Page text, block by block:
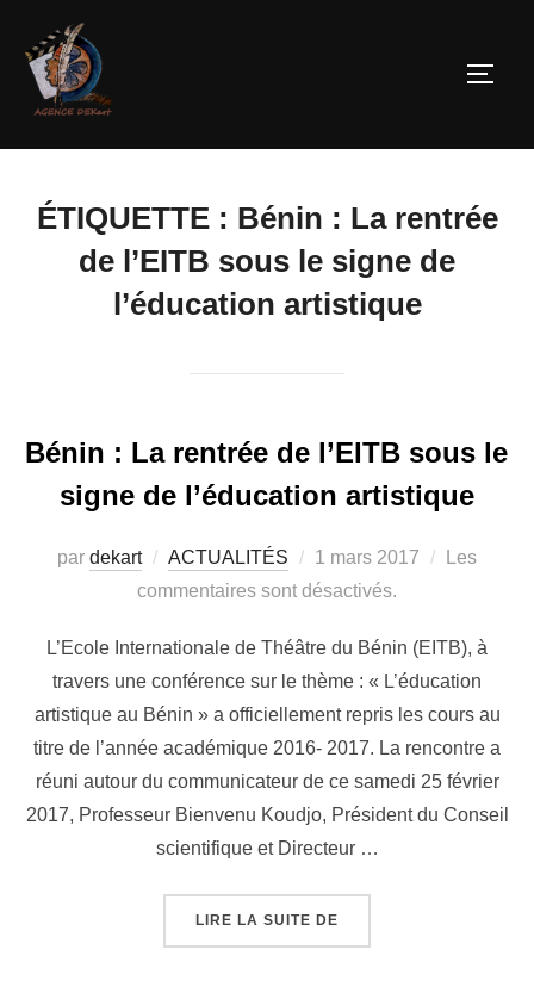
ÉTIQUETTE : Bénin : La rentrée
de l’EITB sous le signe de
l’éducation artistique
Bénin : La rentrée de l’EITB sous le
signe de l’éducation artistique
par dekart ACTUALITÉS 1 mars 2017
Les
commentaires sont désactivés.
L’Ecole Internationale de Théâtre du Bénin (EITB), à
travers une conférence sur le thème : « L’éducation
artistique au Bénin » a officiellement repris les cours au
titre de l’année académique 2016- 2017. La rencontre a
réuni autour du communicateur de ce samedi 25 février
2017, Professeur Bienvenu Koudjo, Président du Conseil
scientifique et Directeur …
LIRE LA SUITE DE